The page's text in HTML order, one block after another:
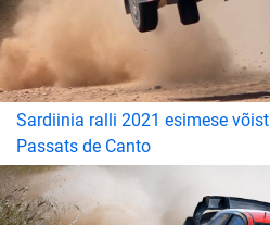
Sardiinia ralli 2021 esimese
Passats de Canto